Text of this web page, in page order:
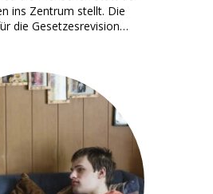
ins Zentrum stellt. Die
die Gesetzesrevision…